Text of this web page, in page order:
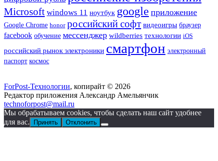
Microsoft windows 11 ноутбук google приложение
Google Chrome honor российский софт видеоигры браузер
facebook обучение мессенджер wildberries технологии iOS
российский рынок электроники смартфон электронный
паспорт космос
ForPost-Технологии, копирайт © 2026
Редактор приложения Александр Амельянчик
technoforpost@mail.ru
Мы обрабатываем cookies, чтобы сделать наш сайт удобнее
для вас.
Принять Отклонить